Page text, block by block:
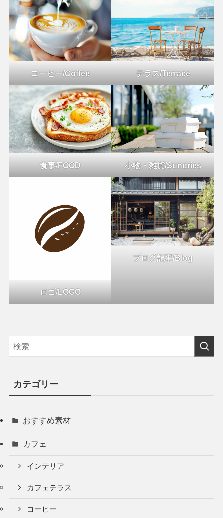
コーヒー/Coffee テラス/Terrace
食事/FOOD 小物・雑貨/Sundries
ロゴ/LOGO
ブログ記事/Blog
カテゴリー
おすすめ素材
カフェ
インテリア
カフェテラス
コーヒー